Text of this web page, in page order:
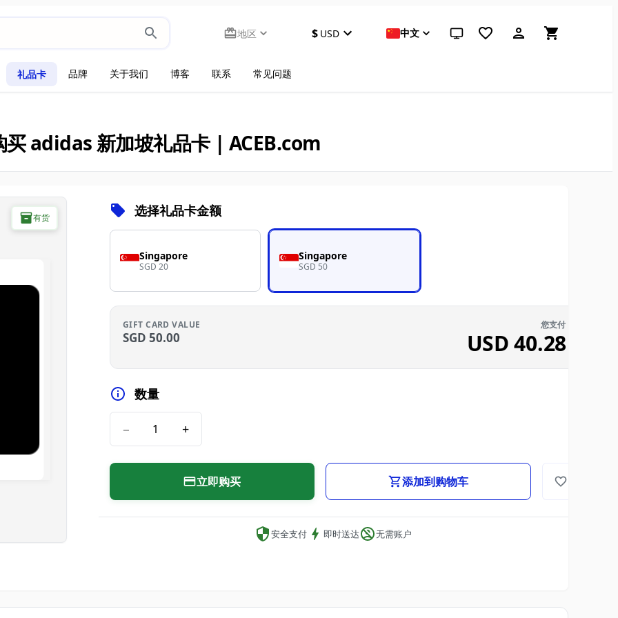
地区 $ USD 中文 跟随系统（点击切换到浅色）
礼品卡 品牌 关于我们 博客 联系 常见问题
买 adidas 新加坡礼品卡 | ACEB.com
有货 选择礼品卡金额
Singapore
SGD 20
Singapore
SGD 50
GIFT CARD VALUE
SGD 50.00
您支付
USD 40.28
数量
− +
立即购买 添加到购物车
安全支付 即时送达 无需账户